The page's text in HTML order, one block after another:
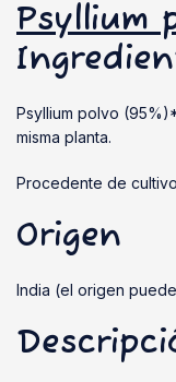
Psyllium
Psyllium polvo
misma planta.
Procedente de
Origen
India (el origen